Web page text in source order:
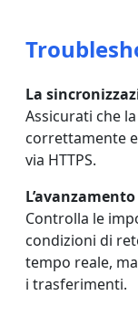
La
Assicurati che
correttamente
via HTTPS.
Controlla le
condizioni di
tempo reale,
i trasferimenti.